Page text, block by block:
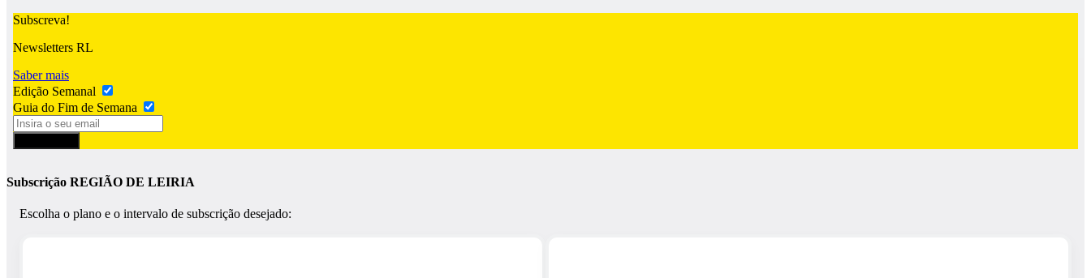
Subscreva!
Newsletters RL
Saber mais
Edição Semanal
Guia do Fim de Semana
Subscrição REGIÃO DE LEIRIA
Escolha o plano e o intervalo de subscrição desejado: